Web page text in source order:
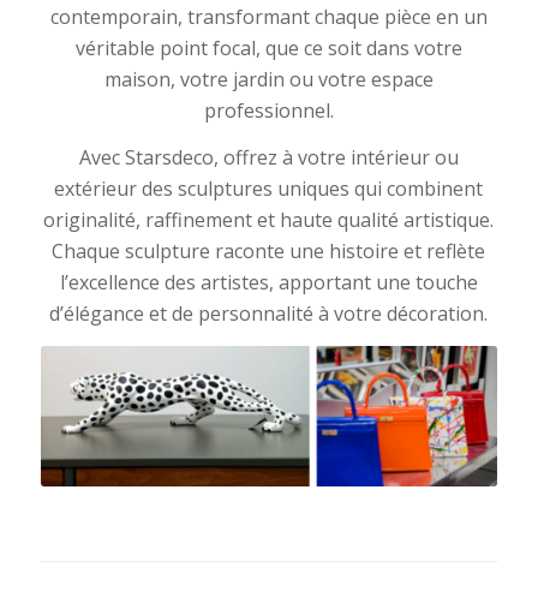
contemporain, transformant chaque pièce en un
véritable point focal, que ce soit dans votre
maison, votre jardin ou votre espace
professionnel.
Avec Starsdeco, offrez à votre intérieur ou
extérieur des sculptures uniques qui combinent
originalité, raffinement et haute qualité artistique.
Chaque sculpture raconte une histoire et reflète
l’excellence des artistes, apportant une touche
d’élégance et de personnalité à votre décoration.